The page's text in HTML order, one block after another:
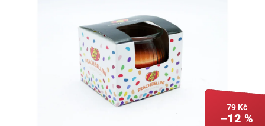
79 Kč
–12 %